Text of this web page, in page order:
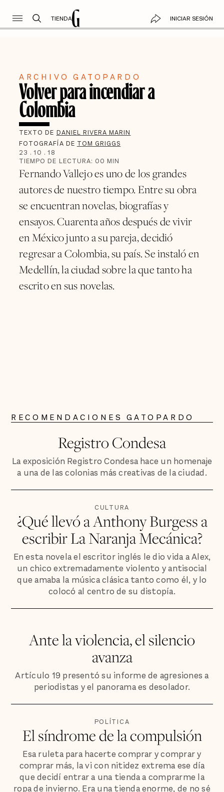
TIENDA INICIAR SESIÓN
ARCHIVO GATOPARDO
Volver para incendiar a
Colombia
TEXTO DE DANIEL RIVERA MARIN
FOTOGRAFÍA DE TOM GRIGGS
23 . 10 . 18
TIEMPO DE LECTURA: 00 MIN
Fernando Vallejo es uno de los grandes
autores de nuestro tiempo. Entre su obra
se encuentran novelas, biografías y
ensayos. Cuarenta años después de vivir
en México junto a su pareja, decidió
regresar a Colombia, su país. Se instaló en
Medellín, la ciudad sobre la que tanto ha
escrito en sus novelas.
RECOMENDACIONES GATOPARDO
Registro Condesa
La exposición Registro Condesa hace un homenaje
a una de las colonias más creativas de la ciudad.
CULTURA
¿Qué llevó a Anthony Burgess a
escribir La Naranja Mecánica?
En esta novela el escritor inglés le dio vida a Alex,
un chico extremadamente violento y antisocial
que amaba la música clásica tanto como él, y lo
colocó al centro de su distopía.
Ante la violencia, el silencio
avanza
Artículo 19 presentó su informe de agresiones a
periodistas y el panorama es desolador.
POLÍTICA
El síndrome de la compulsión
Esa ruleta para hacerte comprar y comprar y
comprar más, la vi con nitidez extrema ese día
que decidí entrar a una tienda a comprarme la
ropa de invierno. Era una tienda enorme, de no sé